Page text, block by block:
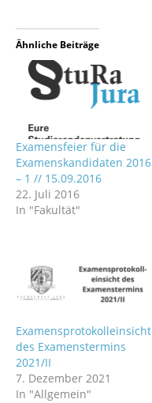
Ähnliche Beiträge
Examensfeier für die
Examenskandidaten 2016
– 1 // 15.09.2016
22. Juli 2016
In "Fakultät"
Examensprotokolleinsicht
des Examenstermins
2021/II
7. Dezember 2021
In "Allgemein"